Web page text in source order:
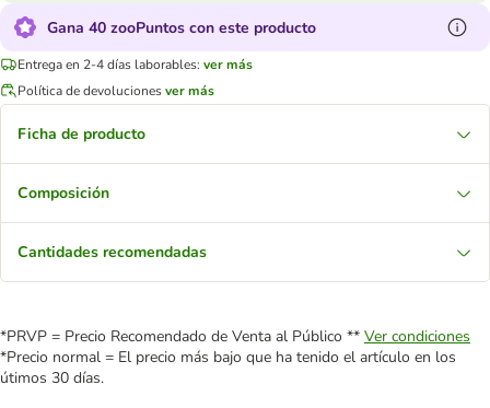
Gana 40 zooPuntos con este producto
Entrega en 2-4 días laborables: ver más
Política de devolucionesver más
Ficha de producto
Composición
Cantidades recomendadas
*PRVP = Precio Recomendado de Venta al Público ** Ver condiciones
*Precio normal = El precio más bajo que ha tenido el artículo en los
útimos 30 días.